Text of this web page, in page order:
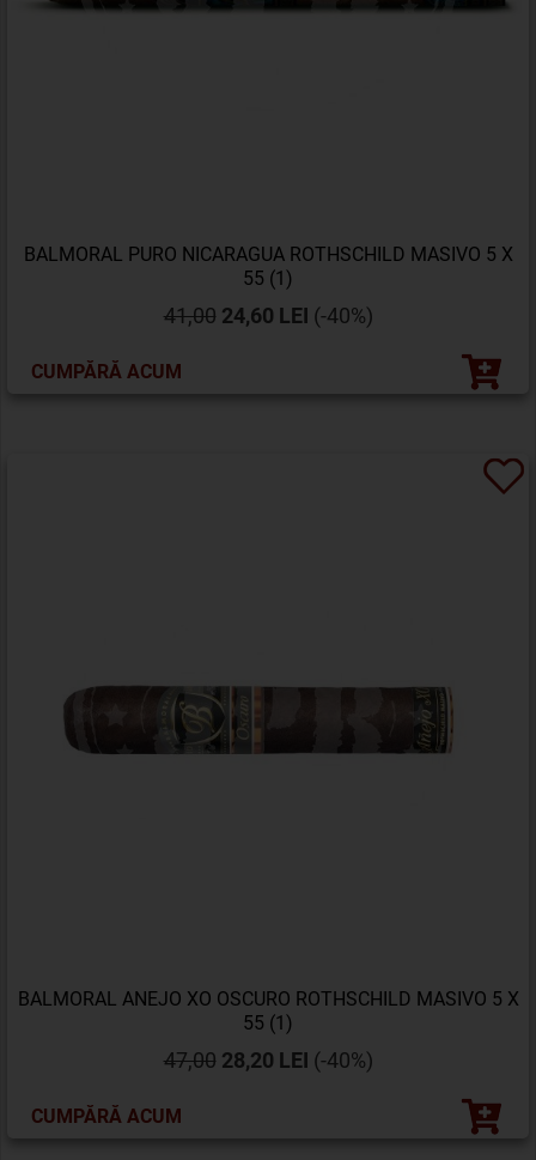
BALMORAL PURO NICARAGUA ROTHSCHILD MASIVO 5 X
55 (1)
41,00 24,60 LEI (-40%)
CUMPĂRĂ ACUM
BALMORAL ANEJO XO OSCURO ROTHSCHILD MASIVO 5 X
55 (1)
47,00 28,20 LEI (-40%)
CUMPĂRĂ ACUM